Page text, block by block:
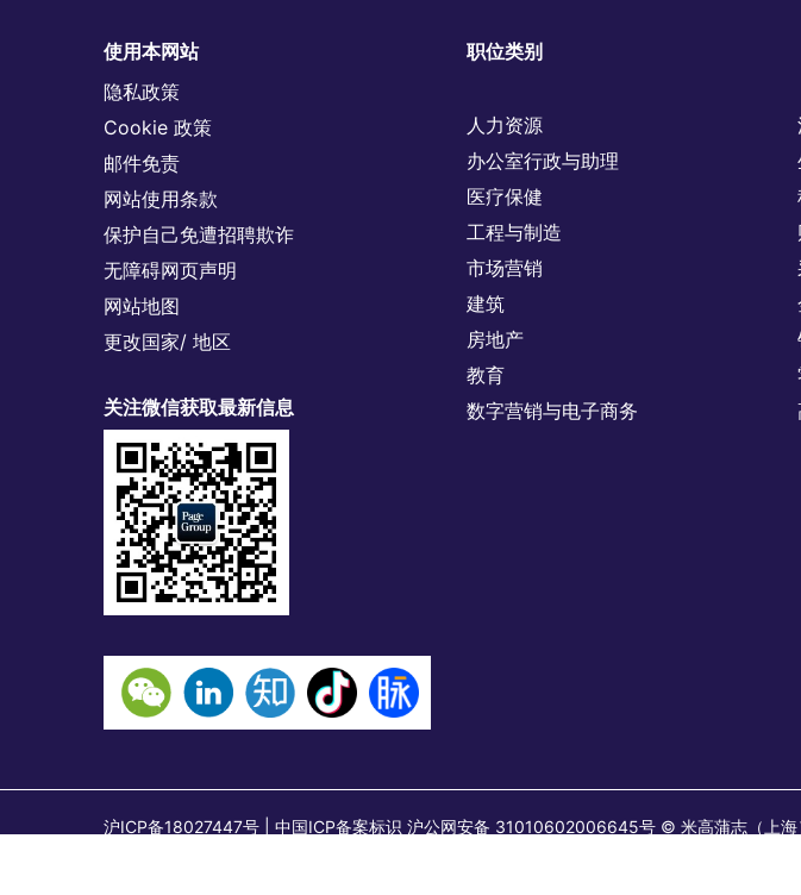
使用本网站
隐私政策
Cookie 政策
邮件免责
网站使用条款
保护自己免遭招聘欺诈
无障碍网页声明
网站地图
更改国家/ 地区
关注微信获取最新信息
职位类别
人力资源
办公室行政与助理
医疗保健
工程与制造
市场营销
建筑
房地产
教育
数字营销与电子商务
沪ICP备18027447号 | 中国ICP备案标识 沪公网安备 31010602006645号 © 米高蒲志（上